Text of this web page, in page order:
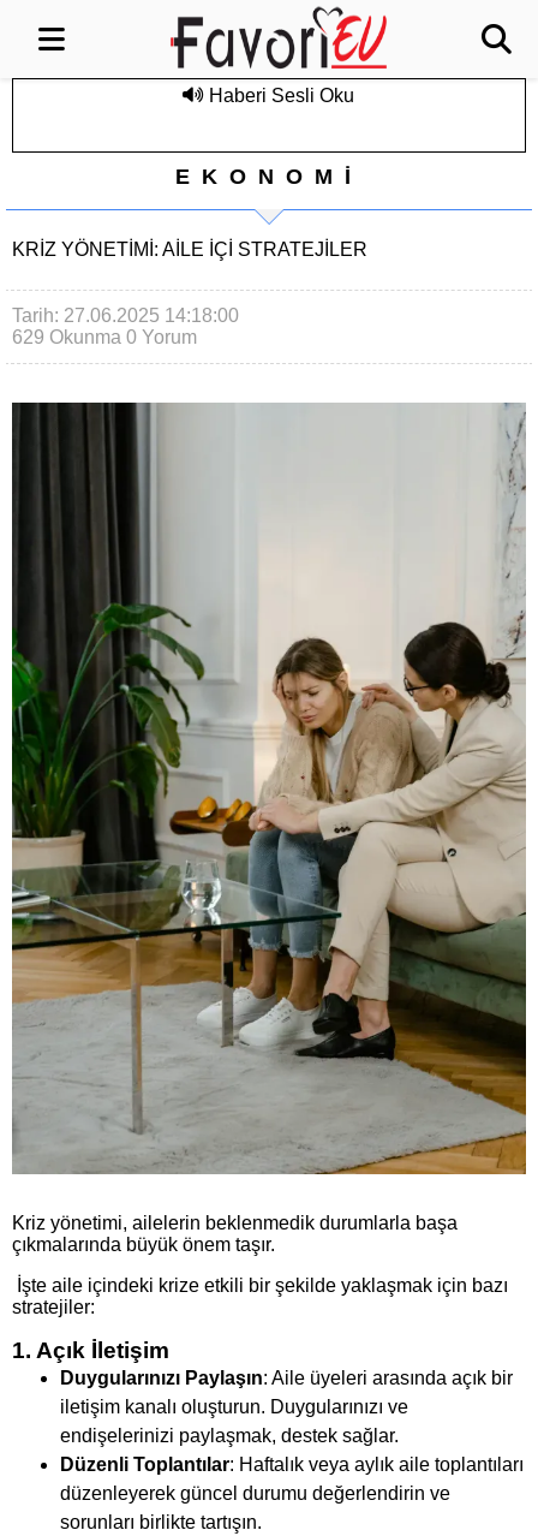
Haberi Sesli Oku
EKONOMİ
KRIZ YÖNETIMI: AILE İÇI STRATEJILER
Tarih: 27.06.2025 14:18:00
629 Okunma 0 Yorum
Kriz yönetimi, ailelerin beklenmedik durumlarla başa
çıkmalarında büyük önem taşır.
İşte aile içindeki krize etkili bir şekilde yaklaşmak için bazı
stratejiler:
1. Açık İletişim
Duygularınızı Paylaşın: Aile üyeleri arasında açık bir
iletişim kanalı oluşturun. Duygularınızı ve
endişelerinizi paylaşmak, destek sağlar.
Düzenli Toplantılar: Haftalık veya aylık aile toplantıları
düzenleyerek güncel durumu değerlendirin ve
sorunları birlikte tartışın.